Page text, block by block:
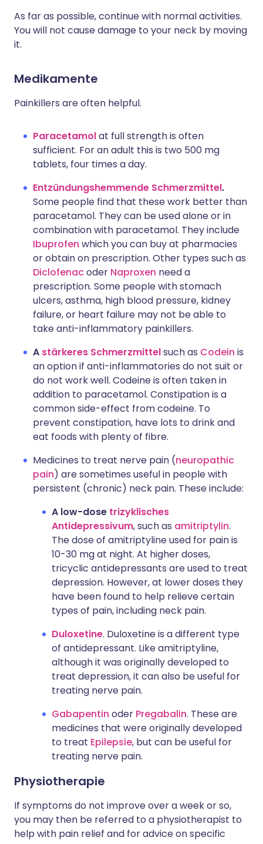
As far as possible, continue with normal activities.
You will not cause damage to your neck by moving
it.
Medikamente
Painkillers are often helpful.
Paracetamolat full strength is often
sufficient. For an adult this is two 500 mg
tablets, four times a day.
Entzündungshemmende Schmerzmittel.
Some people find that these work better than
paracetamol. They can be used alone or in
combination with paracetamol. They include
Ibuprofen which you can buy at pharmacies
or obtain on prescription. Other types such as
Diclofenacoder Naproxen need a
prescription. Some people with stomach
ulcers, asthma, high blood pressure, kidney
failure, or heart failure may not be able to
take anti-inflammatory painkillers.
A stärkeres Schmerzmittelsuch as Codein is
an option if anti-inflammatories do not suit or
do not work well. Codeine is often taken in
addition to paracetamol. Constipation is a
common side-effect from codeine. To
prevent constipation, have lots to drink and
eat foods with plenty of fibre.
Medicines to treat nerve pain (neuropathic
pain) are sometimes useful in people with
persistent (chronic) neck pain. These include:
A low-dose trizyklisches
Antidepressivum, such as amitriptylin.
The dose of amitriptyline used for pain is
10-30 mg at night. At higher doses,
tricyclic antidepressants are used to treat
depression. However, at lower doses they
have been found to help relieve certain
types of pain, including neck pain.
Duloxetine. Duloxetine is a different type
of antidepressant. Like amitriptyline,
although it was originally developed to
treat depression, it can also be useful for
treating nerve pain.
Gabapentin oder Pregabalin. These are
medicines that were originally developed
to treat Epilepsie, but can be useful for
treating nerve pain.
Physiotherapie
If symptoms do not improve over a week or so,
you may then be referred to a physiotherapist to
help with pain relief and for advice on specific